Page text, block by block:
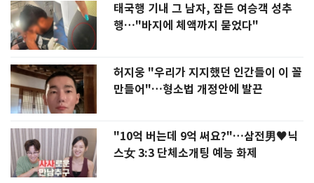
태국행 기내 그 남자, 잠든 여승객 성추
행…"바지에 체액까지 묻었다"
허지웅 "우리가 지지했던 인간들이 이 꼴
만들어"…형소법 개정안에 발끈
"10억 버는데 9억 써요?"…삼전男♥닉
스女 3:3 단체소개팅 예능 화제